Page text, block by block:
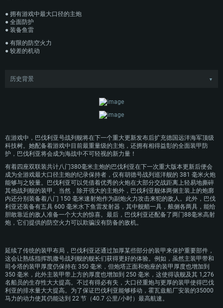
配置要求
Linux平台
最低配置
操作系统：Windows 10 (64位)
处理器：双核 2.2 GHz
内存大小：4GB
图形处理器：DirectX 11 级别的显卡 - AMD Radeon 77XX / NVIDIA GeForce
GTX 660 (游戏支持的解析度最低为720P)
推荐配置
操作系统：Windows 10 / 11 (64位)
处理器：英特尔 Core i5 或 Ryzen 5 3600 及以上
最低配置
操作系统：Mac OS Big Sur 11.0 或更新版本
处理器：Core i7，至少需要 2.2GHz (不支持Intel Xeon系列)
内存大小：6 GB
图形处理器: Intel Iris Pro 5200 (Mac) 或同等水平的 AMD / Nvidia显卡 (游戏
支持的解析度最低为720P)
推荐配置
操作系统：Mac OS Big Sur 11.0 或更新版本
处理器：Core i7 (不支持Intel Xeon系列)
最低配置
操作系统：大部分现代 64 位 Linux 系统发行版
处理器：双核 2.4 GHz
内存大小：4 GB
图形处理器：NVIDIA GTX 660 及最新显卡驱动 (至少为半年以内的版本) 或同
等水平的 AMD 显卡及最新的显卡驱动 (至少为半年以内的版本)。游戏支持的
解析度最低为720P。显卡需要支持Vulkan API
硬盘空间: 22.1 GB (极简客户端)
推荐配置
操作系统：Ubuntu 20.04 64位
处理器：Intel Core i7
● 拥有游戏中最大口径的主炮
● 全面防护
● 装备鱼雷
● 有限的防空火力
● 较差的机动
历史背景 ▼
毫米）口径的火炮转而使用更大口径的火炮。为此，设计人员准备了配备从350
毫米到400毫米不同口径主炮的战列舰设计方案。经研究发现其中的方案并不能
产生最大的效益，于是造船厂设计了一种装备着380毫米口径主炮的战列舰方
该级战列舰计划订购四艘并由海军法提供资金担保，但实际上仅有巴伐利亚号和
巴登号两艘完工，萨克森号和符腾堡号因为造舰优先级的改变而胎死腹中。巴伐
利亚于1913 年 12 月铺设龙骨，随后于 1915 年下水，并于次年 7 月完工。虽然
的一些行动。
在 1917 年末的阿尔比恩行动期间，德国企图攻占西爱沙尼亚群岛，巴伐利亚号
战列舰通过炮击岸基炮台来协助进攻。然而，在移动到预定海域的射击阵位时，
这艘战列舰撞到了水雷，不得不撤回基尔进行大修。这是巴伐利亚参与的最后一
次重大行动。 1918 年 11 月第一次世界大战结束后，包括凯撒号和巴伐利亚号在
内的绝大部分公海舰队被扣押在斯卡帕湾，并等待正式条约的签署。 1919 年 6
在游戏中，巴伐利亚号战列舰将在下一个重大更新发布后扩充德国远洋海军顶级
科技树。她配备着游戏中目前最重量级的主炮，还拥有相得益彰的全面装甲防
护，巴伐利亚将会成为海战中不可轻视的新力量！
有着四座双联装共计八门380毫米主炮的巴伐利亚在下一次重大版本更新后便会
成为全游戏最大口径主炮的纪录保持者，仅有胡德号战列巡洋舰的 381 毫米火炮
能够与之较量。巴伐利亚可以凭借着优秀的火炮在大部分交战距离上轻易地撕碎
其他战列舰的装甲。当然，除开强大的主炮外，巴伐利亚舰体两侧主装上的炮廓
内还分别装备着八门 150 毫米速射炮作为副炮火力攻击来犯的敌人。此外，巴伐
利亚还装备有五具 600 毫米水下鱼雷发射器，其中舰艏一具，舷侧各两具，能给
胆敢靠近的敌人准备一个大大的惊喜。最后，巴伐利亚还配备了两门88毫米高射
炮，它们提供的防空火力可以欺骗没有防备的敌机。
延续了传统的装甲布局，巴伐利亚还通过加厚某些部分的装甲来保护重要部件，
这会让熟练指挥凯撒号战列舰的舰长们获得更好的体验。例如，虽然主装甲带和
司令塔的装甲厚度仍保持在 350 毫米，但炮塔正面和炮座的装甲厚度也增加到
350 毫米，此外主装甲带上方的厚度也增加到 250 毫米，这使得该舰及其 1,276
名船员的生存性大大提高。不过有得必有失，大口径重炮与更厚的装甲使得巴伐
利亚的排水量大大提高。为了保证巴伐利亚能够移动，霍瓦兹船厂安装的35000
马力的动力使其仍能达到 22 节（40.7 公里/小时）最高航速。